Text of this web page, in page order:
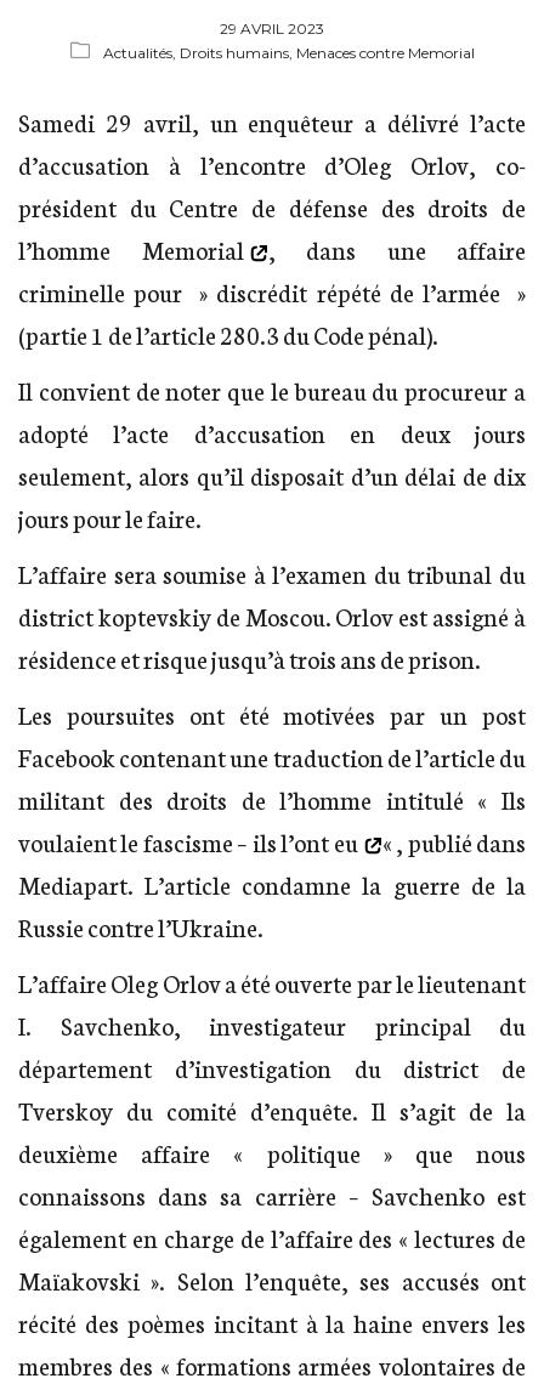
29 AVRIL 2023
Actualités, Droits humains, Menaces contre Memorial
Samedi 29 avril, un enquêteur a délivré l’acte
d’accusation à l’encontre d’Oleg Orlov, co-
président du Centre de défense des droits de
l’homme Memorial
, dans une affaire
criminelle pour » discrédit répété de l’armée »
(partie 1 de l’article 280.3 du Code pénal).
Il convient de noter que le bureau du procureur a
adopté l’acte d’accusation en deux jours
seulement, alors qu’il disposait d’un délai de dix
jours pour le faire.
L’affaire sera soumise à l’examen du tribunal du
district koptevskiy de Moscou. Orlov est assigné à
résidence et risque jusqu’à trois ans de prison.
Les poursuites ont été motivées par un post
Facebook contenant une traduction de l’article du
militant des droits de l’homme intitulé « Ils
voulaient le fascisme – ils l’ont eu
« , publié dans
Mediapart. L’article condamne la guerre de la
Russie contre l’Ukraine.
L’affaire Oleg Orlov a été ouverte par le lieutenant
I. Savchenko, investigateur principal du
département d’investigation du district de
Tverskoy du comité d’enquête. Il s’agit de la
deuxième affaire « politique » que nous
connaissons dans sa carrière – Savchenko est
également en charge de l’affaire des « lectures de
Maïakovski ». Selon l’enquête, ses accusés ont
récité des poèmes incitant à la haine envers les
membres des « formations armées volontaires de